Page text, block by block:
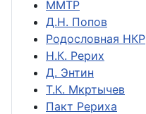
ММТР
Д.Н. Попов
Родословная НКР
Н.К. Рерих
Д. Энтин
Т.К. Мкртычев
Пакт Рериха